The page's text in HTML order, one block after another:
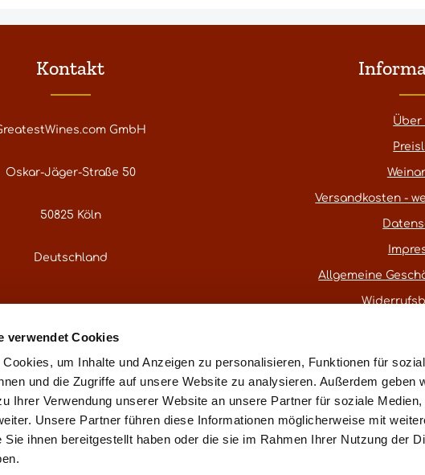
verwendet Cookies
um Inhalte und Anzeigen zu personalisieren, Funktionen für
und die Zugriffe auf unsere Website zu analysieren. Außerdem geben
Ihrer Verwendung unserer Website an unsere Partner für soziale Medien,
Unsere Partner führen diese Informationen möglicherweise mit
Sie ihnen bereitgestellt haben oder die sie im Rahmen Ihrer Nutzung der
Kontakt
GmbH
Oskar-Jäger-Straße 50
50825 Köln
Deutschland
über unser Kontaktformular.
Über
Versandkosten -
Allgemeine
* Alle Preise inkl. gesetzl. Mehrwertsteuer
** gemäß § 25a UStG ohne Ausweis der Mehrwertsteuer